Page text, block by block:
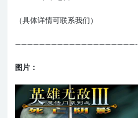
（具体详情可联系我们）
————————————————————-
图片：